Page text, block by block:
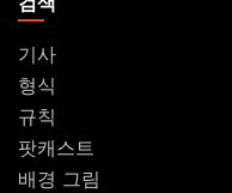
기사
형식
규칙
팟캐스트
배경 그림